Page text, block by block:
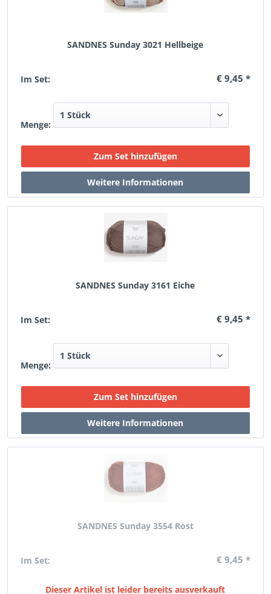
SANDNES Sunday 3021 Hellbeige
Im Set: € 9,45 *
Menge:
SANDNES Sunday 3161 Eiche
Im Set: € 9,45 *
Menge:
SANDNES Sunday 3554 Rost
Im Set: € 9,45 *
Dieser Artikel ist leider bereits ausverkauft